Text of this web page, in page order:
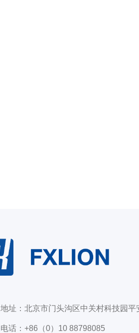
地址：北京市门头沟区中关村科技园平
电话：+86（0）10 88798085